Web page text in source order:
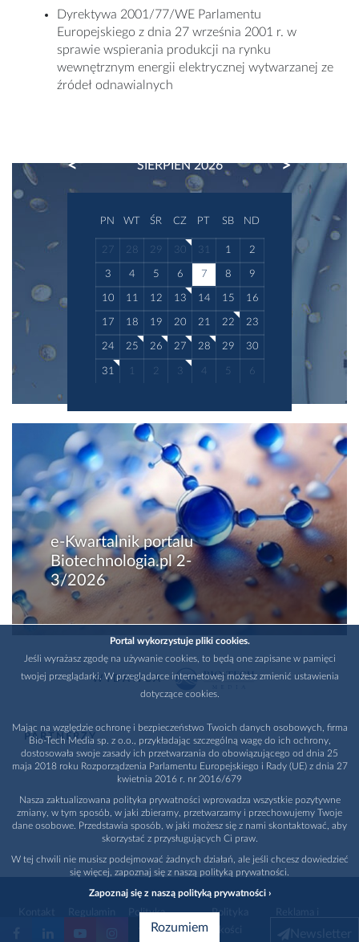
Dyrektywa 2001/77/WE Parlamentu
Europejskiego z dnia 27 września 2001 r. w
sprawie wspierania produkcji na rynku
wewnętrznym energii elektrycznej wytwarzanej ze
źródeł odnawialnych
SIERPIEŃ 2026
PREVIOUS NEXT
PN WT ŚR CZ PT SB ND
27 28 29 30 31 1 2
3 4 5 6 7 8 9
10 11 12 13 14 15 16
17 18 19 20 21 22 23
24 25 26 27 28 29 30
31 1 2 3 4 5 6
e-Kwartalnik portalu
Biotechnologia.pl 2-
3/2026
WYDAWCA
PARTNERZY
Polityka
prywatności
Polityka
promocja
Portal wykorzystuje pliki cookies.
Jeśli wyrażasz zgodę na używanie cookies, to będą one zapisane w pamięci
twojej przeglądarki. W przeglądarce internetowej możesz zmienić ustawienia
dotyczące cookies.
Mając na względzie ochronę i bezpieczeństwo Twoich danych osobowych, firma
Bio-Tech Media sp. z o.o., przykładając szczególną wagę do ich ochrony,
dostosowała swoje zasady ich przetwarzania do obowiązującego od dnia 25
maja 2018 roku Rozporządzenia Parlamentu Europejskiego i Rady (UE) z dnia 27
kwietnia 2016 r. nr 2016/679
Nasza zaktualizowana polityka prywatności wprowadza wszystkie pozytywne
zmiany, w tym sposób, w jaki zbieramy, przetwarzamy i przechowujemy Twoje
dane osobowe. Przedstawia sposób, w jaki możesz się z nami skontaktować, aby
skorzystać z przysługujących Ci praw.
W tej chwili nie musisz podejmować żadnych działań, ale jeśli chcesz dowiedzieć
się więcej, zapoznaj się z naszą polityką prywatności.
Zapoznaj się z naszą polityką prywatności ›
Rozumiem Newsletter